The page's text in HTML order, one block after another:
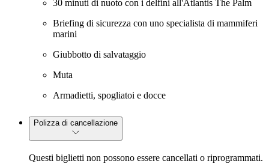
30 minuti di nuoto con i delfini all'Atlantis The Palm
Briefing di sicurezza con uno specialista di mammiferi
marini
Giubbotto di salvataggio
Muta
Armadietti, spogliatoi e docce
Polizza di cancellazione
Questi biglietti non possono essere cancellati o riprogrammati.